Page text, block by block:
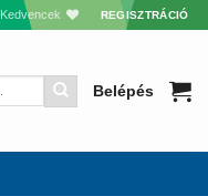
Kedvencek REGISZTRÁCIÓ
Belépés